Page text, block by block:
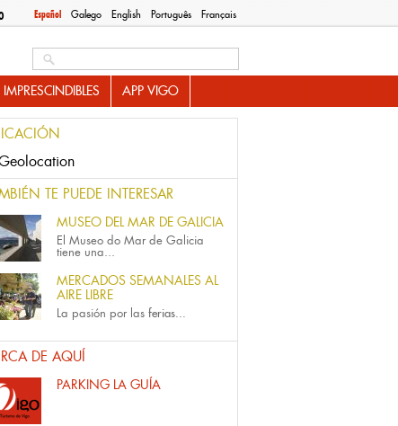
Español Galego English Português Français
IMPRESCINDIBLES APP VIGO
TE PUEDE INTERESAR
MUSEO DEL MAR DE GALICIA
El Museo do Mar de Galicia
tiene una...
MERCADOS SEMANALES AL
AIRE LIBRE
La pasión por las ferias...
DE AQUÍ
PARKING LA GUÍA